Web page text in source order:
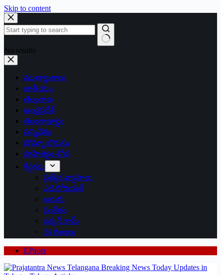
Skip to content
No results
ముఖ్యాంశాలు
జాతీయం
తెలంగాణ
ఆంధ్రప్రదేశ్
తెలంగాణార్థం
సన్నివేశం
బొమ్మా బొరుసు
సాహిత్యం-శోభ
శీర్షికలు
ప్రత్యేక వ్యాసాలు
ఎడిటోరియల్
అరుగు
సంకేతం
దక్కన్.కామ్
24 గంటలు
EPaper